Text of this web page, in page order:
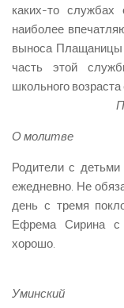
каких-то службах
наиболее
выноса Плащаницы
часть этой
школьного
О молитве
Родители с
ежедневно. Не
день с тремя
Ефрема Сирина
хорошо.
Уминский